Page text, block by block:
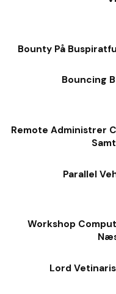
Bounty På
Bouncing
Remote Administrer
Parallel
Workshop
Lord